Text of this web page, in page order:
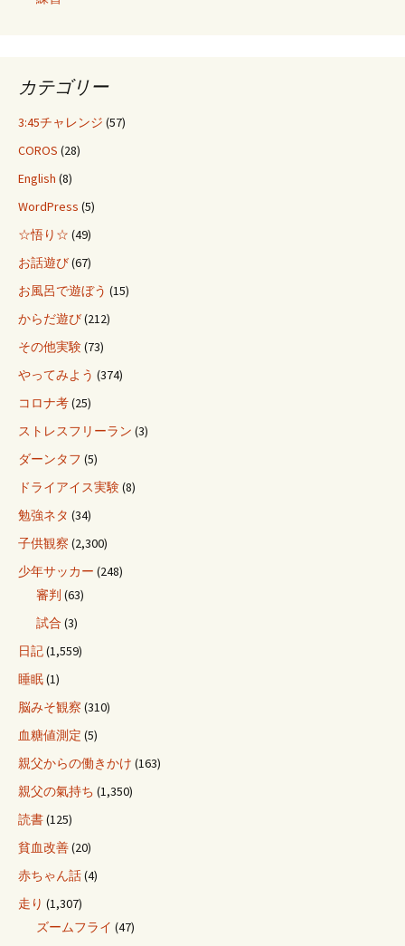
カテゴリー
3:45チャレンジ (57)
COROS (28)
English (8)
WordPress (5)
☆悟り☆ (49)
お話遊び(67)
お風呂で遊ぼう (15)
からだ遊び(212)
その他実験(73)
やってみよう (374)
コロナ考(25)
ストレスフリーラン (3)
ダーンタフ (5)
ドライアイス実験(8)
勉強ネタ (34)
子供観察 (2,300)
少年サッカー (248)
審判 (63)
試合 (3)
日記(1,559)
睡眠(1)
脳みそ観察 (310)
血糖値測定 (5)
親父からの働きかけ (163)
親父の氣持ち (1,350)
読書(125)
貧血改善(20)
赤ちゃん話(4)
走り (1,307)
ズームフライ (47)